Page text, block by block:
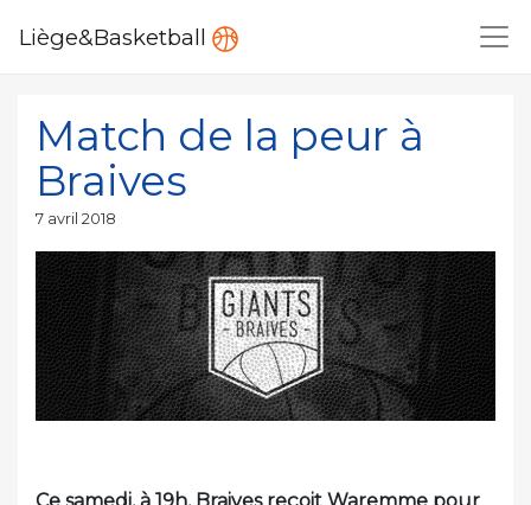
Liège&Basketball
Match de la peur à
Braives
Publié
7 avril 2018